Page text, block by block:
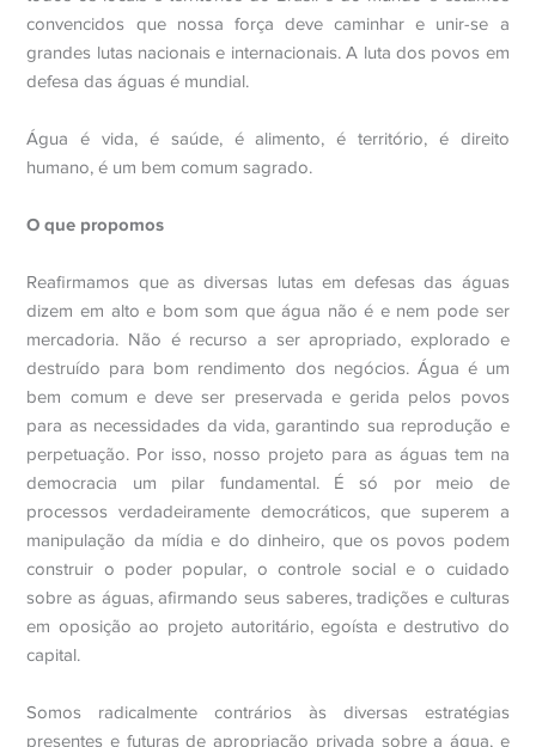
convencidos que nossa força deve caminhar e unir-se a
grandes lutas nacionais e internacionais. A luta dos povos em
defesa das águas é mundial.
Água é vida, é saúde, é alimento, é território, é direito
humano, é um bem comum sagrado.
O que propomos
Reafirmamos que as diversas lutas em defesas das águas
dizem em alto e bom som que água não é e nem pode ser
mercadoria. Não é recurso a ser apropriado, explorado e
destruído para bom rendimento dos negócios. Água é um
bem comum e deve ser preservada e gerida pelos povos
para as necessidades da vida, garantindo sua reprodução e
perpetuação. Por isso, nosso projeto para as águas tem na
democracia um pilar fundamental. É só por meio de
processos verdadeiramente democráticos, que superem a
manipulação da mídia e do dinheiro, que os povos podem
construir o poder popular, o controle social e o cuidado
sobre as águas, afirmando seus saberes, tradições e culturas
em oposição ao projeto autoritário, egoísta e destrutivo do
capital.
Somos radicalmente contrários às diversas estratégias
presentes e futuras de apropriação privada sobre a água, e